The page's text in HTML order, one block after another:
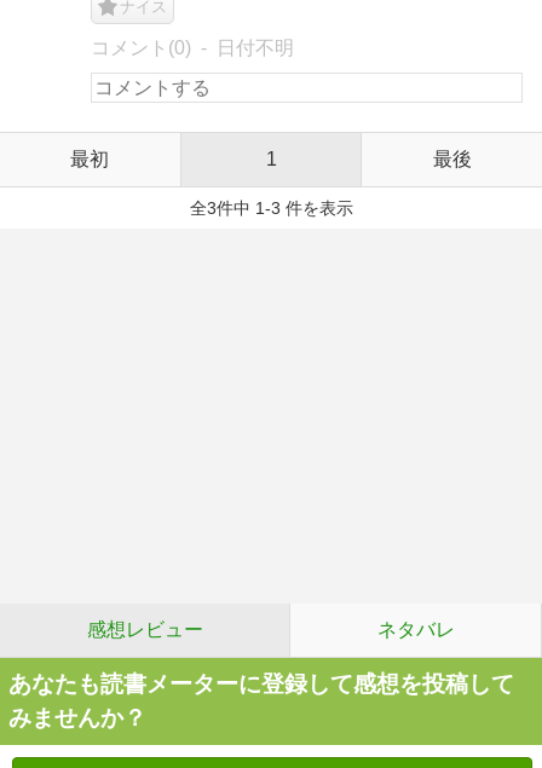
ナイス
コメント(0) 日付不明
最初 1 最後
全3件中 1-3 件を表示
感想レビュー ネタバレ
あなたも読書メーターに登録して感想を投稿して
みませんか？